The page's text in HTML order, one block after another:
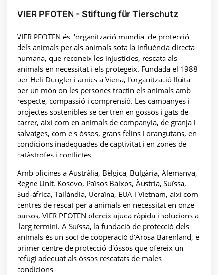
VIER PFOTEN - Stiftung für Tierschutz
VIER PFOTEN és l'organització mundial de protecció
dels animals per als animals sota la influència directa
humana, que reconeix les injustícies, rescata als
animals en necessitat i els protegeix. Fundada el 1988
per Heli Dungler i amics a Viena, l'organització lluita
per un món on les persones tractin els animals amb
respecte, compassió i comprensió. Les campanyes i
projectes sostenibles se centren en gossos i gats de
carrer, així com en animals de companyia, de granja i
salvatges, com els óssos, grans felins i orangutans, en
condicions inadequades de captivitat i en zones de
catàstrofes i conflictes.
Amb oficines a Austràlia, Bèlgica, Bulgària, Alemanya,
Regne Unit, Kosovo, Països Baixos, Àustria, Suïssa,
Sud-àfrica, Tailàndia, Ucraïna, EUA i Vietnam, així com
centres de rescat per a animals en necessitat en onze
països, VIER PFOTEN ofereix ajuda ràpida i solucions a
llarg termini. A Suïssa, la fundació de protecció dels
animals és un soci de cooperació d'Arosa Bärenland, el
primer centre de protecció d'óssos que ofereix un
refugi adequat als óssos rescatats de males
condicions.